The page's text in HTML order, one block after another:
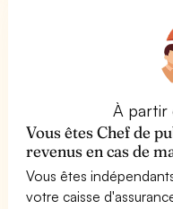
À partir
Vous êtes Chef de
revenus en cas de
Vous êtes
votre caisse